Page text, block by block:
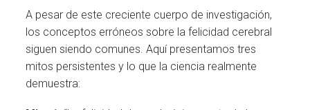
A pesar de este creciente cuerpo de investigación,
los conceptos erróneos sobre la felicidad cerebral
siguen siendo comunes. Aquí presentamos tres
mitos persistentes y lo que la ciencia realmente
demuestra: